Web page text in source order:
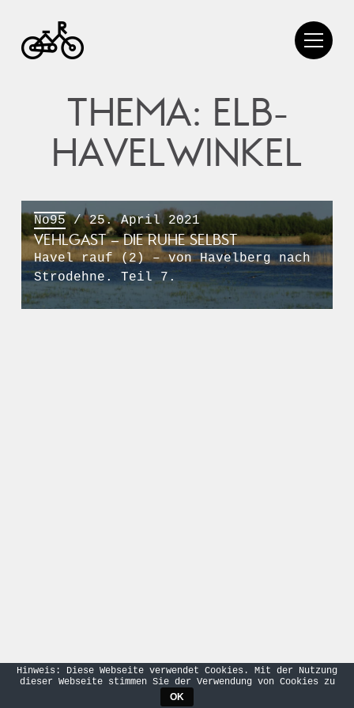
THEMA: ELB-
HAVELWINKEL
No95/ 25. April 2021
VEHLGAST – DIE RUHE SELBST
Havel rauf (2) – von Havelberg nach
Strodehne. Teil 7.
Hinweis: Diese Webseite verwendet Cookies. Mit der Nutzung
dieser Webseite stimmen Sie der Verwendung von Cookies zu
OK